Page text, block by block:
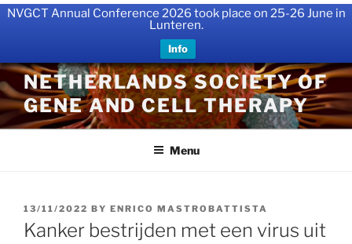
NVGCT Annual Conference 2026 took place on 25-26 June in
Lunteren.
Info
Skip
to
content
NETHERLANDS SOCIETY OF
GENE AND CELL THERAPY
Menu
POSTED
ON
13/11/2022 BY ENRICO MASTROBATTISTA
Kanker bestrijden met een virus uit